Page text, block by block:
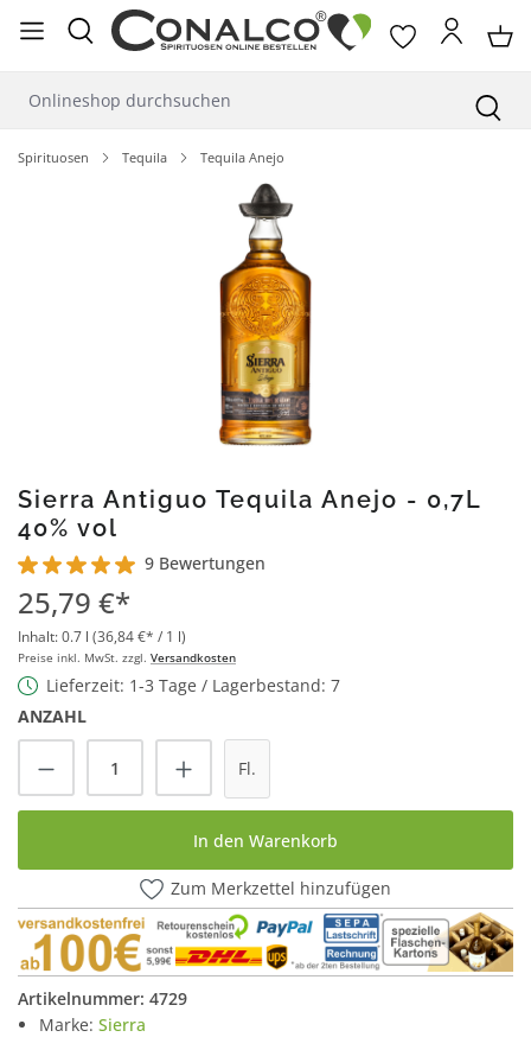
springen
Spirituosen Tequila Tequila Anejo
Sierra Antiguo Tequila Anejo - 0,7L
40% vol
Durchschnittliche Bewertung von 5 von 5 Sternen
9 Bewertungen
25,79 €*
Inhalt:0.7 l (36,84 €* / 1 l)
Preise inkl. MwSt. zzgl. Versandkosten
Lieferzeit: 1-3 Tage / Lagerbestand: 7
ANZAHL
Produkt Anzahl: Gib den gewünschten
Fl.
In den Warenkorb
Zum Merkzettel hinzufügen
Artikelnummer: 4729
Marke: Sierra